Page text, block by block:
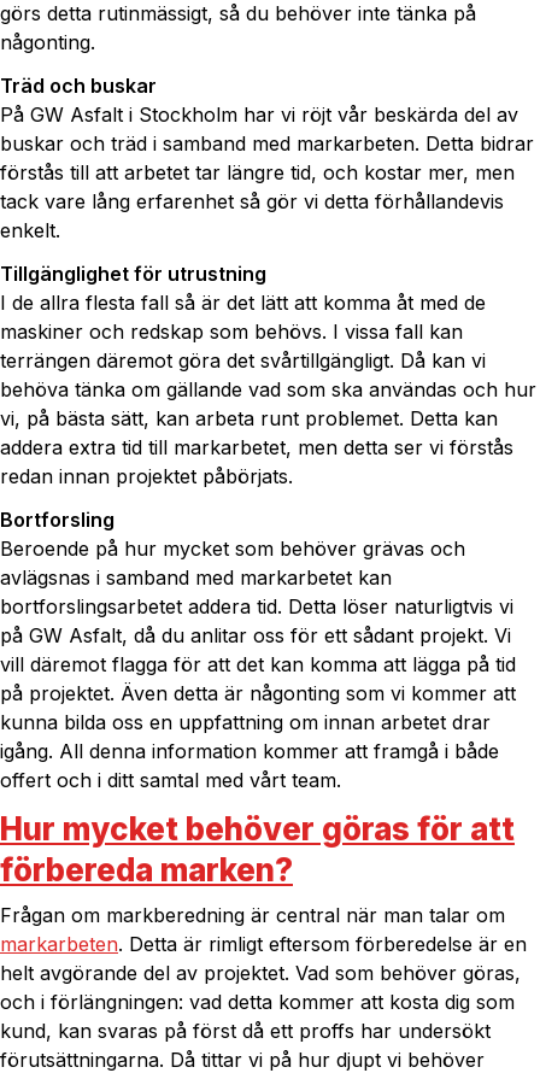
görs detta rutinmässigt, så du behöver inte tänka på
någonting.
Träd och buskar
På GW Asfalt i Stockholm har vi röjt vår beskärda del av
buskar och träd i samband med markarbeten. Detta bidrar
förstås till att arbetet tar längre tid, och kostar mer, men
tack vare lång erfarenhet så gör vi detta förhållandevis
enkelt.
Tillgänglighet för utrustning
I de allra flesta fall så är det lätt att komma åt med de
maskiner och redskap som behövs. I vissa fall kan
terrängen däremot göra det svårtillgängligt. Då kan vi
behöva tänka om gällande vad som ska användas och hur
vi, på bästa sätt, kan arbeta runt problemet. Detta kan
addera extra tid till markarbetet, men detta ser vi förstås
redan innan projektet påbörjats.
Bortforsling
Beroende på hur mycket som behöver grävas och
avlägsnas i samband med markarbetet kan
bortforslingsarbetet addera tid. Detta löser naturligtvis vi
på GW Asfalt, då du anlitar oss för ett sådant projekt. Vi
vill däremot flagga för att det kan komma att lägga på tid
på projektet. Även detta är någonting som vi kommer att
kunna bilda oss en uppfattning om innan arbetet drar
igång. All denna information kommer att framgå i både
offert och i ditt samtal med vårt team.
Hur mycket behöver göras för att
förbereda marken?
Frågan om markberedning är central när man talar om
markarbeten. Detta är rimligt eftersom förberedelse är en
helt avgörande del av projektet. Vad som behöver göras,
och i förlängningen: vad detta kommer att kosta dig som
kund, kan svaras på först då ett proffs har undersökt
förutsättningarna. Då tittar vi på hur djupt vi behöver